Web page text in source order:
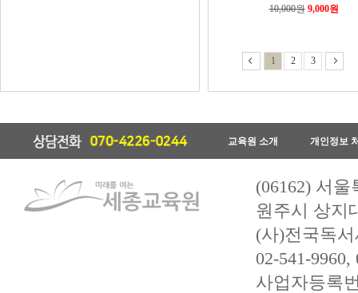
10,000원 9,000원
1 2 3
교육원 소개 개인정보
(06162) 서
원주시 상지
(사)전국독
02-541-9960,
사업자등록